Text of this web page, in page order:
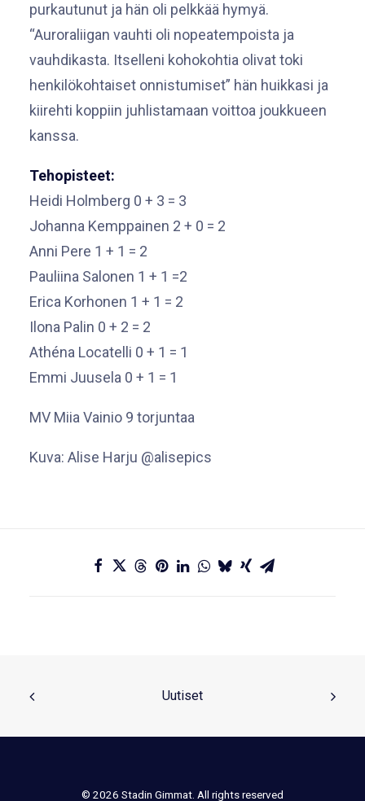
purkautunut ja hän oli pelkkää hymyä.
“Auroraliigan vauhti oli nopeatempoista ja
vauhdikasta. Itselleni kohokohtia olivat toki
henkilökohtaiset onnistumiset” hän huikkasi ja
kiirehti koppiin juhlistamaan voittoa joukkueen
kanssa.
Tehopisteet:
Heidi Holmberg 0 + 3 = 3
Johanna Kemppainen 2 + 0 = 2
Anni Pere 1 + 1 = 2
Pauliina Salonen 1 + 1 =2
Erica Korhonen 1 + 1 = 2
Ilona Palin 0 + 2 = 2
Athéna Locatelli 0 + 1 = 1
Emmi Juusela 0 + 1 = 1
MV Miia Vainio 9 torjuntaa
Kuva: Alise Harju @alisepics
Uutiset
© 2026 Stadin Gimmat. All rights reserved